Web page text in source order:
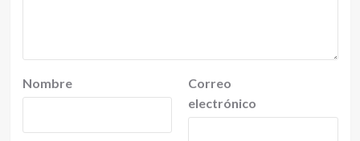
Nombre
Correo
electrónico